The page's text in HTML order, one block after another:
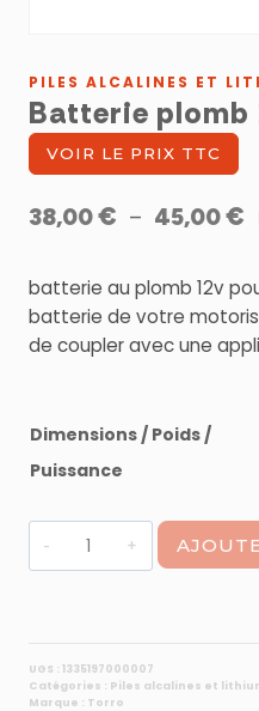
PILES ALCALINES ET
Batterie plomb
VOIR LE PRIX TTC
38,00€ – 45,00€
à
batterie au plomb 12v
batterie de votre
de coupler avec une
Dimensions / Poids /
Puissance
quantité
de
étanche
UGS : 1335197000007
Catégories : Piles alcalines et
Marque : Torro